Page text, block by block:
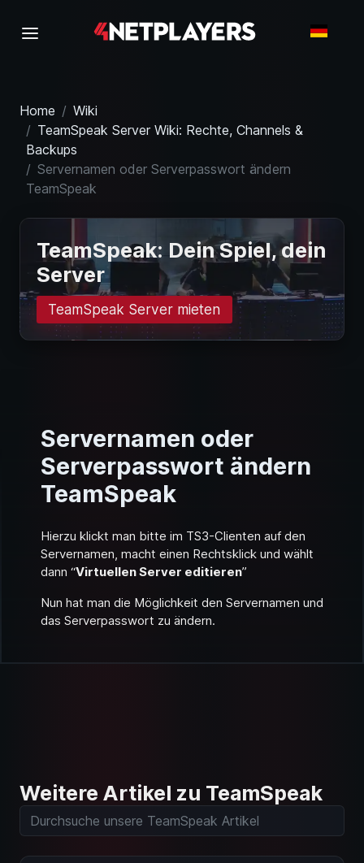
Home
Wiki
TeamSpeak Server Wiki: Rechte, Channels &
Backups
Servernamen oder Serverpasswort ändern
TeamSpeak
TeamSpeak: Dein Spiel, dein
Server
TeamSpeak Server mieten
Servernamen oder
Serverpasswort ändern
TeamSpeak
Hierzu klickt man bitte im TS3-Clienten auf den
Servernamen, macht einen Rechtsklick und wählt
dann “Virtuellen Server editieren”
Nun hat man die Möglichkeit den Servernamen und
das Serverpasswort zu ändern.
Weitere Artikel zu TeamSpeak